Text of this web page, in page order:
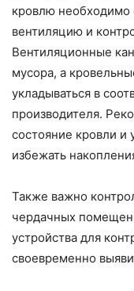
кровлю необходимо
вентиляцию и
Вентиляционные
мусора, а
укладываться в
производителя.
состояние кровли и
избежать
Также важно
чердачных
устройства для
своевременно